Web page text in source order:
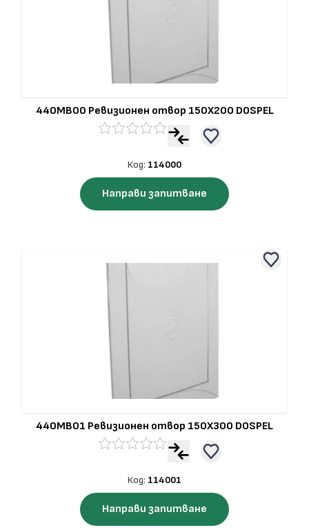
440MB00 Ревизионен отвор 150Х200 DOSPEL
Код: 114000
Направи запитване
440MB01 Ревизионен отвор 150Х300 DOSPEL
Код: 114001
Направи запитване